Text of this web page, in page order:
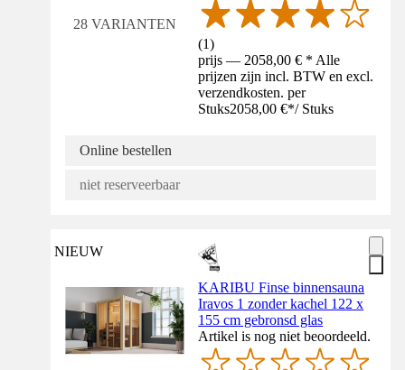
28 VARIANTEN
(1)
prijs — 2058,00 € * Alle
prijzen zijn incl. BTW en excl.
verzendkosten. per
Stuks2058,00 €*/ Stuks
Online bestellen
niet reserveerbaar
NIEUW
KARIBU Finse binnensauna
Iravos 1 zonder kachel 122 x
155 cm gebronsd glas
Artikel is nog niet beoordeeld.